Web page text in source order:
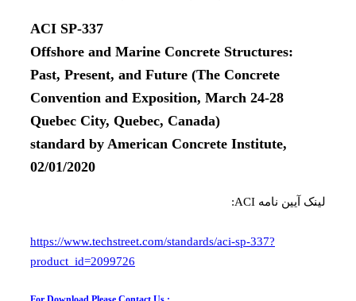
ACI SP-337
Offshore and Marine Concrete Structures:
Past, Present, and Future (The Concrete
Convention and Exposition, March 24-28
Quebec City, Quebec, Canada)
standard by American Concrete Institute,
02/01/2020
لینک آیین نامه ACI:
https://www.techstreet.com/standards/aci-sp-337?
product_id=2099726